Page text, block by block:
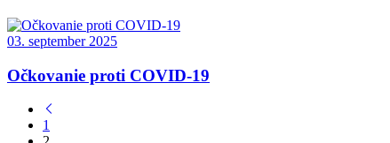
03. september 2025
Očkovanie proti COVID-19
1